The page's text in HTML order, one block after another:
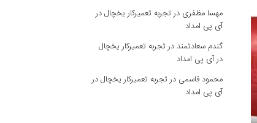
مهسا مظفری درتجربه تعمیرکار یخچال در
آی پی امداد
گندم سعادتمنددرتجربه تعمیرکار یخچال
در آی پی امداد
محمود قاسمی درتجربه تعمیرکار یخچال در
آی پی امداد